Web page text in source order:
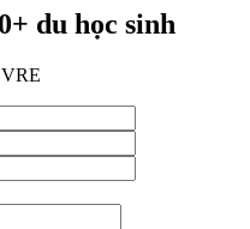
du học sinh